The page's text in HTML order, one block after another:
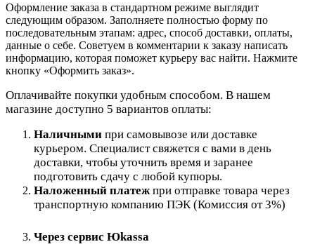
Оформление заказа в стандартном режиме выглядит
следующим образом. Заполняете полностью форму по
последовательным этапам: адрес, способ доставки, оплаты,
данные о себе. Советуем в комментарии к заказу написать
информацию, которая поможет курьеру вас найти. Нажмите
кнопку «Оформить заказ».
Оплачивайте покупки удобным способом. В нашем
магазине доступно 5 вариантов оплаты:
Наличными при самовывозе или доставке
курьером. Специалист свяжется с вами в день
доставки, чтобы уточнить время и заранее
подготовить сдачу с любой купюры.
Наложенный платеж при отправке товара через
транспортную компанию ПЭК (Комиссия от 3%)
Через сервис Юkassa